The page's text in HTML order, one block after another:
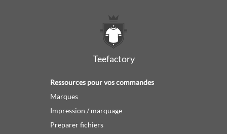
Teefactory
Ressources pour vos commandes
Marques
Impression / marquage
Preparer fichiers